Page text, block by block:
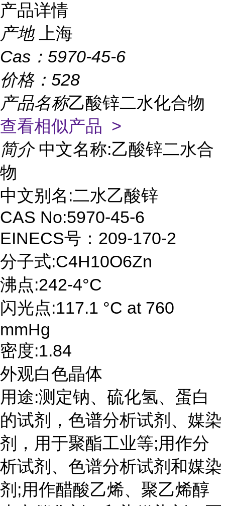
产品详情
产地
上海
Cas： 5970-45-6
价格： 528
产品名称乙酸锌二水化合物
查看相似产品 >
简介 中文名称:乙酸锌二水合
物
中文别名:二水乙酸锌
CAS No:5970-45-6
EINECS号：209-170-2
分子式:C4H10O6Zn
沸点:242-4°C
闪光点:117.1 °C at 760
mmHg
密度:1.84
外观白色晶体
用途:测定钠、硫化氢、蛋白
的试剂，色谱分析试剂、媒染
剂，用于聚酯工业等;用作分
析试剂、色谱分析试剂和媒染
剂;用作醋酸乙烯、聚乙烯醇